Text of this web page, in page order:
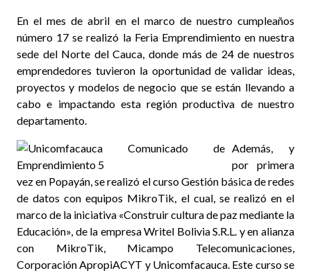
En el mes de abril en el marco de nuestro cumpleaños
número 17 se realizó la Feria Emprendimiento en nuestra
sede del Norte del Cauca, donde más de 24 de nuestros
emprendedores tuvieron la oportunidad de validar ideas,
proyectos y modelos de negocio que se están llevando a
cabo e impactando esta región productiva de nuestro
departamento.
Además, y
por primera
vez en Popayán, se realizó el curso Gestión básica de redes
de datos con equipos MikroTik, el cual, se realizó en el
marco de la iniciativa «Construir cultura de paz mediante la
Educación», de la empresa Writel Bolivia S.R.L. y en alianza
con MikroTik, Micampo Telecomunicaciones,
Corporación ApropiACYT y Unicomfacauca. Este curso se